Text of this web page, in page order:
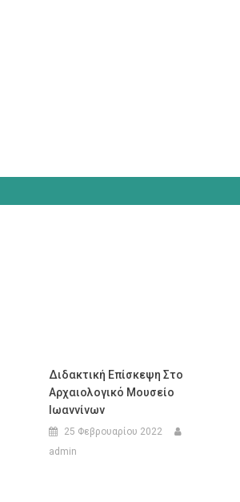
Διδακτική Επίσκεψη Στο
Αρχαιολογικό Μουσείο
Ιωαννίνων
25 Φεβρουαρίου 2022
admin